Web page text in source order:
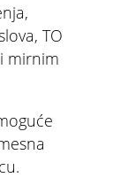
TO
mirnim
gora